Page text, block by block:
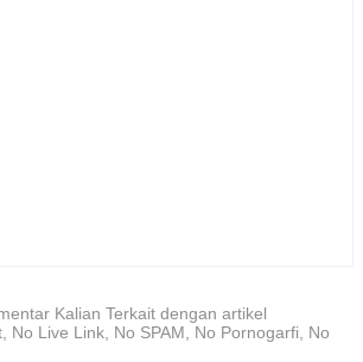
Kalian Terkait dengan artikel
No Live Link, No SPAM, No Pornogarfi, No